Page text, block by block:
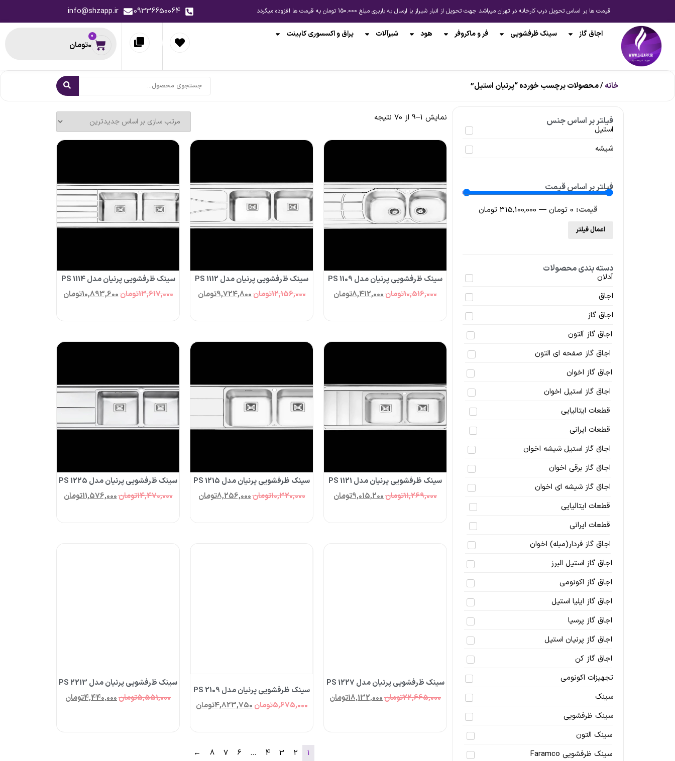
قیمت ها بر اساس تحویل درب کارخانه در تهران میباشد جهت تحویل از انبار شیراز یا ارسال به باربری مبلغ 150.000 تومان به قیمت ها افزوده میگردد 09336650064
info@shzapp.ir
اجاق گاز سینک ظرفشویی فر و ماکروفر هود شیرآلات یراق و اکسسوری کابینت
0تومان
0
خانه/ محصولات برچسب خورده “پرنیان استیل”
فیلتر بر اساس جنس
استیل
شیشه
فیلتر بر اساس قیمت
0 تومان —
315,100,000 تومان
اعمال فیلتر
دسته بندی محصولات
آدلان
اجاق
اجاق گاز
اجاق گاز آلتون
اجاق گاز صفحه ای التون
اجاق گاز اخوان
اجاق گاز استیل اخوان
قطعات ایتالیایی
قطعات ایرانی
اجاق گاز استیل شیشه اخوان
اجاق گاز برقی اخوان
اجاق گاز شیشه ای اخوان
قطعات ایتالیایی
قطعات ایرانی
اجاق گاز فردار(مبله) اخوان
اجاق گاز استیل البرز
اجاق گاز اکونومی
اجاق گاز ایلیا استیل
اجاق گاز پرسیا
اجاق گاز پرنیان استیل
اجاق گاز کن
تجهیزات اکونومی
سینک
سینک ظرفشویی
سینک التون
سینک ظرفشویی Faramco
نمایش 1–9 از 70 نتیجه
سینک ظرفشویی پرنیان مدل PS 1109
10,516,000تومان8,412,000تومان
سینک ظرفشویی پرنیان مدل PS 1112
12,156,000تومان9,724,800تومان
سینک ظرفشویی پرنیان مدل PS 1114
13,617,000تومان10,893,600تومان
سینک ظرفشویی پرنیان مدل PS 1121
11,269,000تومان9,015,200تومان
سینک ظرفشویی پرنیان مدل PS 1215
10,320,000تومان8,256,000تومان
سینک ظرفشویی پرنیان مدل PS 1225
14,470,000تومان11,576,000تومان
سینک ظرفشویی پرنیان مدل PS 1227
22,665,000تومان18,132,000تومان
سینک ظرفشویی پرنیان مدل PS 2109
5,675,000تومان4,823,750تومان
سینک ظرفشویی پرنیان مدل PS 2213
5,551,000تومان4,440,000تومان
1
2
3
4
…
6
7
8
←